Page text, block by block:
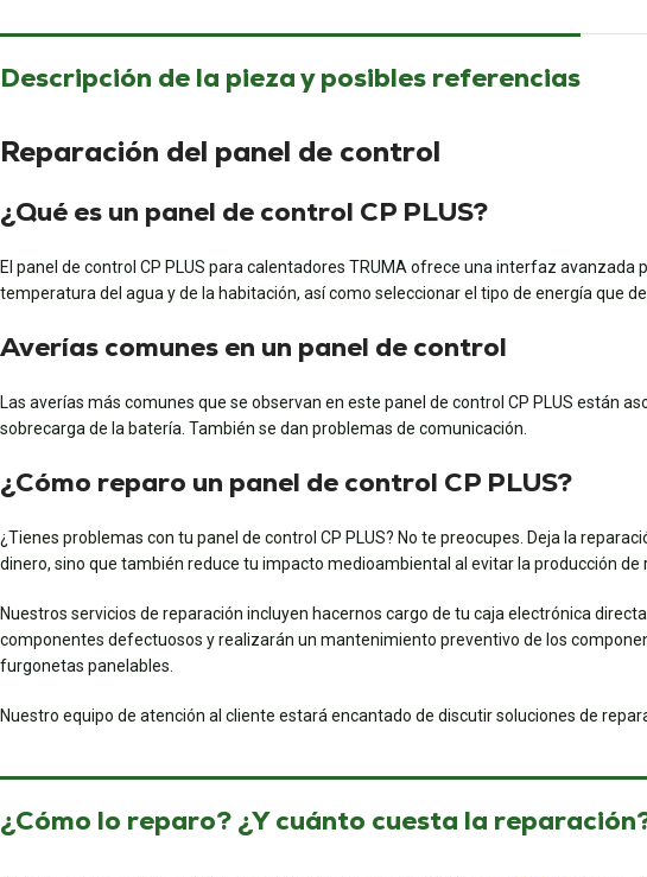
Descripción de la pieza y posibles referencias
Reparación del panel de control
¿Qué es un panel de control CP PLUS?
El panel de control CP PLUS para calentadores TRUMA ofrece una interfaz
temperatura del agua y de la habitación, así como seleccionar el tipo de energía que
Averías comunes en un panel de control
Las averías más comunes que se observan en este panel de control CP PLUS están
sobrecarga de la batería. También se dan problemas de comunicación.
¿Cómo reparo un panel de control CP PLUS?
¿Tienes problemas con tu panel de control CP PLUS? No te preocupes. Deja la
dinero, sino que también reduce tu impacto medioambiental al evitar la producción de
Nuestros servicios de reparación incluyen hacernos cargo de tu caja electrónica
componentes defectuosos y realizarán un mantenimiento preventivo de los
furgonetas panelables.
Nuestro equipo de atención al cliente estará encantado de discutir soluciones de
¿Cómo lo reparo? ¿Y cuánto cuesta la